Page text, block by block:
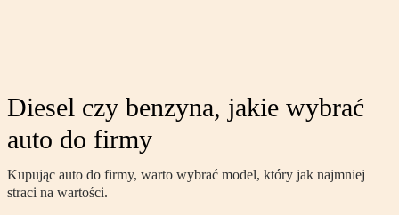
Diesel czy benzyna, jakie wybrać
auto do firmy
Kupując auto do firmy, warto wybrać model, który jak najmniej
straci na wartości.